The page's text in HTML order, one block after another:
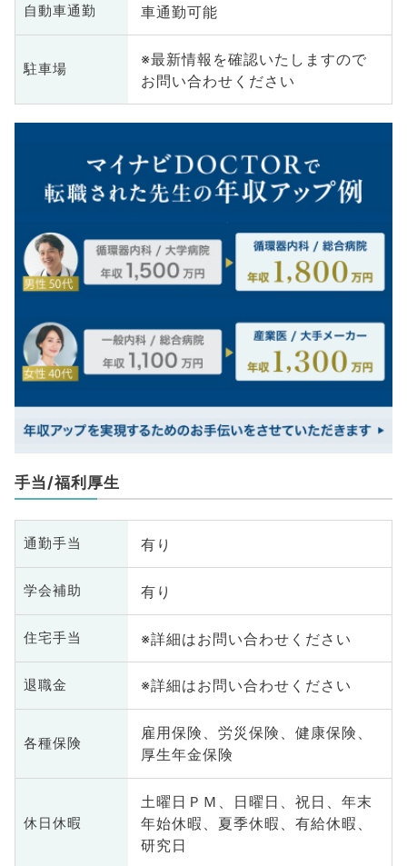
自動車通勤 車通勤可能
駐車場
※最新情報を確認いたしますので
お問い合わせください
手当/福利厚生
通勤手当 有り
学会補助 有り
住宅手当 ※詳細はお問い合わせください
退職金 ※詳細はお問い合わせください
各種保険
雇用保険、労災保険、健康保険、
厚生年金保険
休日休暇
土曜日ＰＭ、日曜日、祝日、年末
年始休暇、夏季休暇、有給休暇、
研究日